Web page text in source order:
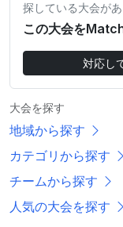
探している大会が
この大会を
対応し
大会を探す
地域から探す
カテゴリから探す
チームから探す
人気の大会を探す